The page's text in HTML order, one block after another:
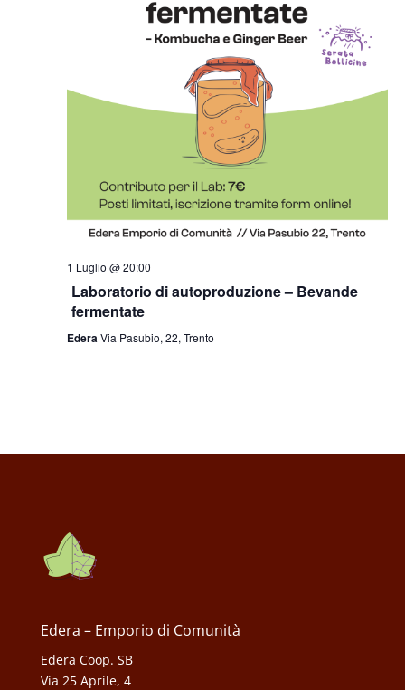
1 Luglio @ 20:00
Laboratorio di autoproduzione – Bevande
fermentate
EderaVia Pasubio, 22, Trento
Edera – Emporio di Comunità
Edera Coop. SB
Via 25 Aprile, 4